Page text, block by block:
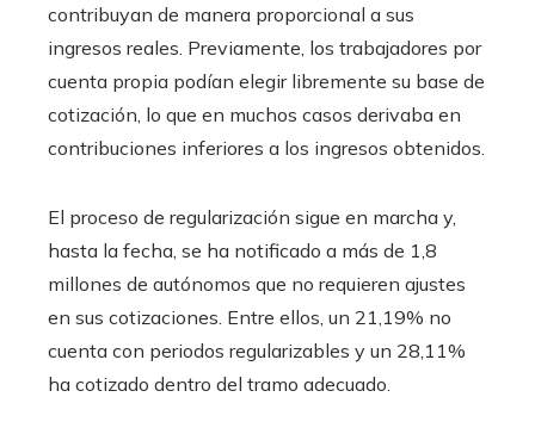
contribuyan de manera proporcional a sus
ingresos reales. Previamente, los trabajadores por
cuenta propia podían elegir libremente su base de
cotización, lo que en muchos casos derivaba en
contribuciones inferiores a los ingresos obtenidos.
El proceso de regularización sigue en marcha y,
hasta la fecha, se ha notificado a más de 1,8
millones de autónomos que no requieren ajustes
en sus cotizaciones. Entre ellos, un 21,19% no
cuenta con periodos regularizables y un 28,11%
ha cotizado dentro del tramo adecuado.